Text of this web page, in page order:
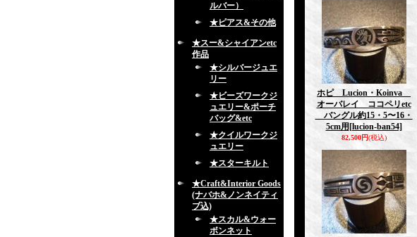
ルバー）
★ピアス&その他
★スー&シャイアンetc
作品
★シルバージュエ
リー
★ビーズワークジ
ュエリー&ポーチ
バッグ&etc
★クイルワークジ
ュエリー
★スターキルト
★Craft&Interior Goods
(ナバホ&ノンネイティ
ブ込)
★スカル&ウォー
ボンネット
ホピ Lucion・Koinva
オーバレイ ココペリetc
バングル約15・5〜16・
5cm用 [lucion-ban54]
82,500円(税込)